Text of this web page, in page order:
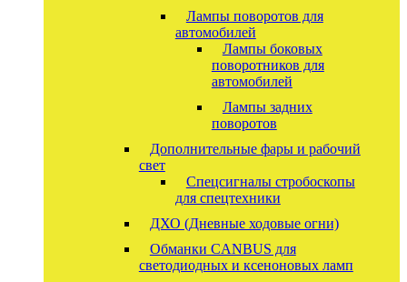
Лампы поворотов для
автомобилей
Лампы боковых
поворотников для
автомобилей
Лампы задних
поворотов
Дополнительные фары и рабочий
свет
Спецсигналы стробоскопы
для спецтехники
ДХО (Дневные ходовые огни)
Обманки CANBUS для
светодиодных и ксеноновых ламп